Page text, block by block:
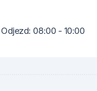
Odjezd: 08:00 - 10:00